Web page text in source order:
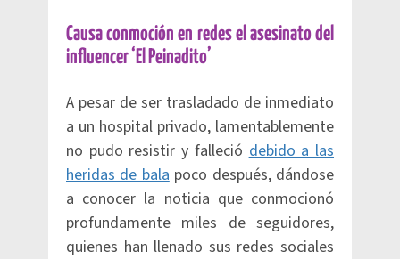
Causa conmoción en redes el asesinato del
influencer ‘El Peinadito’
A pesar de ser trasladado de inmediato
a un hospital privado, lamentablemente
no pudo resistir y falleciódebido a las
heridas de balapoco después, dándose
a conocer la noticia que conmocionó
profundamente miles de seguidores,
quienes han llenado sus redes sociales